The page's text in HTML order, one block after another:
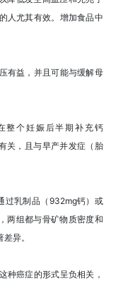
人尤其有效。增加食品中
有益，并且可能与缓解母
整个妊娠后半期补充钙
关，且与早产并发症（胎
过乳制品（932mg钙）或
两组都与骨矿物质密度和
异。
种癌症的形式呈负相关，